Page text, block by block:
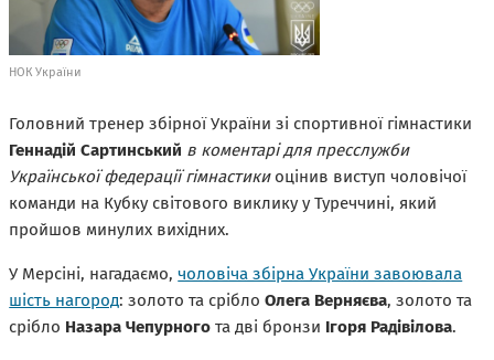
НОК України
Головний тренер збірної України зі спортивної гімнастики
Геннадій Сартинський в коментарі для пресслужби
Української федерації гімнастикиоцінив виступ чоловічої
команди на Кубку світового виклику у Туреччині, який
пройшов минулих вихідних.
У Мерсіні, нагадаємо,чоловіча збірна України завоювала
шість нагород: золото та сріблоОлега Верняєва, золото та
срібло Назара Чепурного та дві бронзи Ігоря Радівілова.